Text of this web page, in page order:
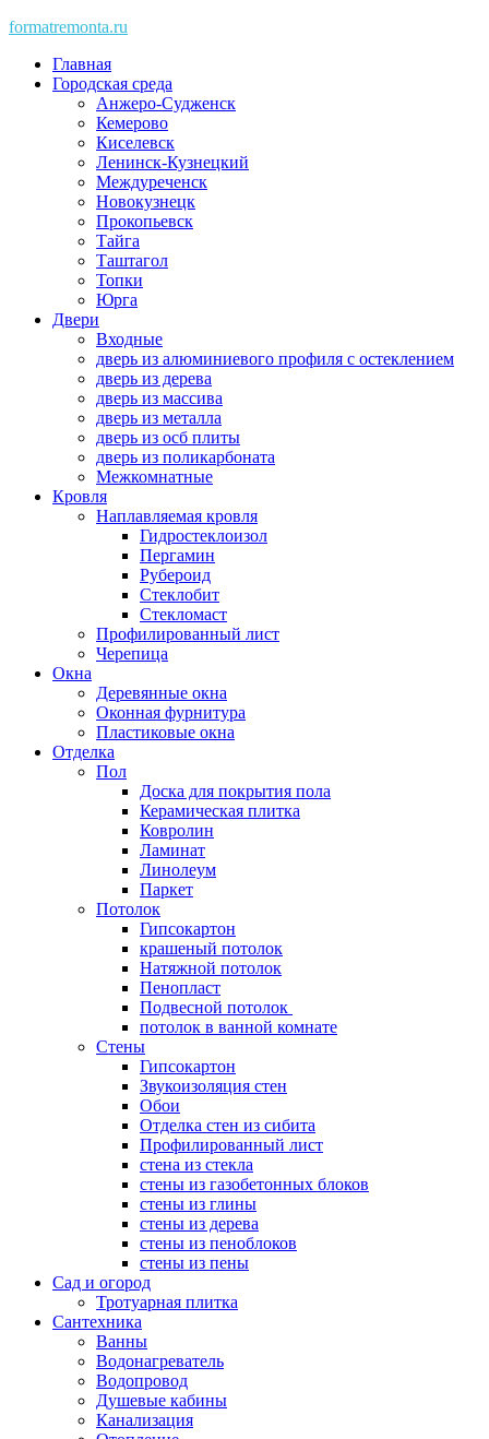
Skip
content
formatremonta.ru
Главная
Городская среда
Анжеро-Судженск
Кемерово
Киселевск
Ленинск-Кузнецкий
Междуреченск
Новокузнецк
Прокопьевск
Тайга
Таштагол
Топки
Юрга
Двери
Входные
дверь из алюминиевого профиля с остеклением
дверь из дерева
дверь из массива
дверь из металла
дверь из осб плиты
дверь из поликарбоната
Межкомнатные
Кровля
Наплавляемая кровля
Гидростеклоизол
Пергамин
Рубероид
Стеклобит
Стекломаст
Профилированный лист
Черепица
Окна
Деревянные окна
Оконная фурнитура
Пластиковые окна
Отделка
Пол
Доска для покрытия пола
Керамическая плитка
Ковролин
Ламинат
Линолеум
Паркет
Потолок
Гипсокартон
крашеный потолок
Натяжной потолок
Пенопласт
Подвесной потолок
потолок в ванной комнате
Стены
Гипсокартон
Звукоизоляция стен
Обои
Отделка стен из сибита
Профилированный лист
стена из стекла
стены из газобетонных блоков
стены из глины
стены из дерева
стены из пеноблоков
стены из пены
Сад и огород
Тротуарная плитка
Сантехника
Ванны
Водонагреватель
Водопровод
Душевые кабины
Канализация